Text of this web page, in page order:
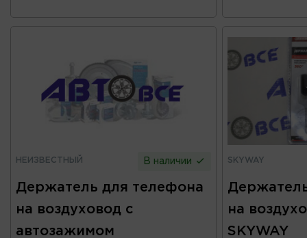
НЕИЗВЕСТНЫЙ В наличии
Держатель для телефона
на воздуховод с
автозажимом
SKYWAY
на
SKYWAY